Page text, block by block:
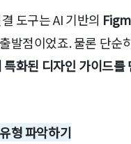
도구는 AI 기반의
발점이었죠. 물론 단
화된 디자인 가이드
형 파악하기